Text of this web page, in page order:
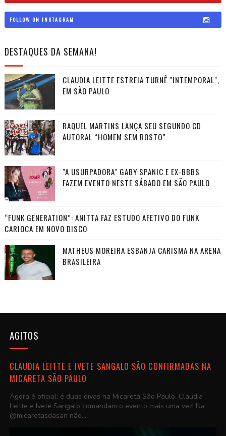
FOLLOW ON INSTAGRAM
DESTAQUES DA SEMANA!
CLAUDIA LEITTE ESTREIA TURNÊ "INTEMPORAL",
EM SÃO PAULO
RAQUEL MARTINS LANÇA SEU SEGUNDO CD
AUTORAL “HOMEM SEM ROSTO”
"A USURPADORA" GABY SPANIC E EX-BBBS
FAZEM EVENTO NESTE SÁBADO EM SÃO PAULO
“FUNK GENERATION”: ANITTA FAZ ESTUDO AFETIVO DO FUNK
CARIOCA EM NOVO DISCO
MATHEUS MOREIRA ESBANJA CARISMA NA ARENA
BRASILEIRA
AGITOS
CLAUDIA LEITTE E IVETE SANGALO SÃO CONFIRMADAS NA
MICARETA SÃO PAULO
Agora é oficial: é duas divas na Micareta São Paulo. Claudia
Leitte e Ivete Sangalo comandam o evento mais uma vez! Na
@micaretasdasan não...